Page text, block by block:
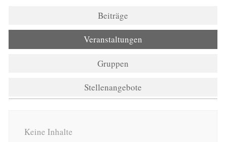
Beiträge
Veranstaltungen
Gruppen
Stellenangebote
Keine Inhalte